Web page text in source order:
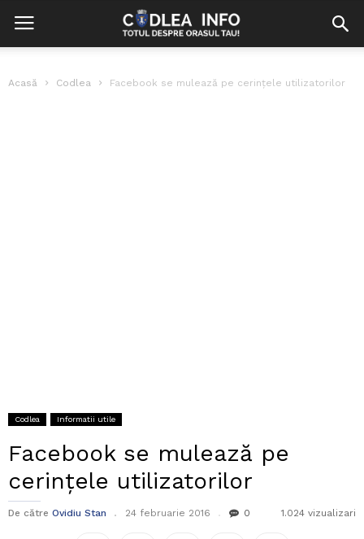
Acasă Codlea Facebook se mulează pe cerințele utilizatorilor
Codlea Informatii utile
Facebook se mulează pe
cerințele utilizatorilor
De către Ovidiu Stan 24 februarie 2016 0 1.024 vizualizari